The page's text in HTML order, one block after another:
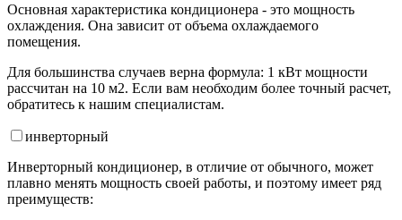
Основная характеристика кондиционера - это мощность
охлаждения. Она зависит от объема охлаждаемого
помещения.
Для большинства случаев верна формула: 1 кВт мощности
рассчитан на 10 м2. Если вам необходим более точный расчет,
обратитесь к нашим специалистам.
инверторный
Инверторный кондиционер, в отличие от обычного, может
плавно менять мощность своей работы, и поэтому имеет ряд
преимуществ: